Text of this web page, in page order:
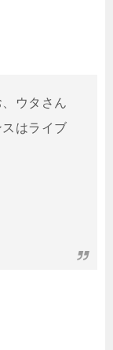
、ウタさん
はライブ